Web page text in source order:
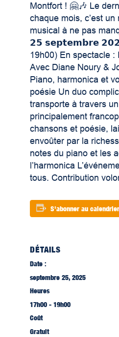
Montfort ! 🤗🎶 Le
chaque mois, c’est un
musical à ne pas
𝟮𝟱 𝘀𝗲𝗽𝘁𝗲𝗺𝗯𝗿𝗲
19h00) En
Avec Diane Noury &
Piano, harmonica et
poésie Un duo
transporte à travers
principalement
chansons et poésie,
envoûter par la
notes du piano et les
l’harmonica
tous. Contribution
S'abonner au calendrier
DÉTAILS
Date :
septembre 25, 2025
Heures
17h00 - 19h00
Coût
Gratuit